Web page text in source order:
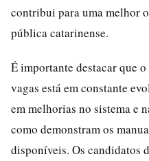
contribui para uma melhor
pública catarinense.
É importante destacar que
vagas está em constante
em melhorias no sistema e
como demonstram os
disponíveis. Os candidatos